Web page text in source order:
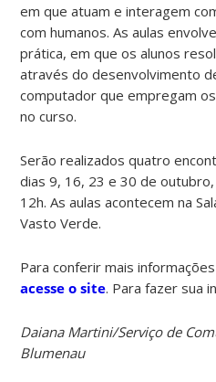
em que atuam e interagem
com humanos. As aulas
prática, em que os alunos
através do desenvolvimento
computador que empregam
no curso.
Serão realizados quatro
dias 9, 16, 23 e 30 de
12h. As aulas acontecem na
Vasto Verde.
Para conferir mais
acesse o site. Para fazer sua
Daiana Martini/Serviço de
Blumenau